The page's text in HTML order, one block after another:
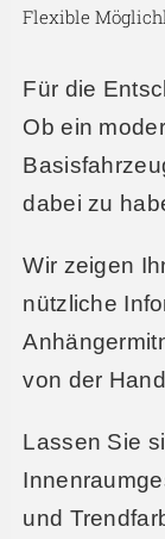
Flexible
Für die
Ob ein
dabei zu
Wir zeigen
nützliche
von der
Lassen Sie
und